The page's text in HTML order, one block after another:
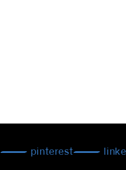
pinterest